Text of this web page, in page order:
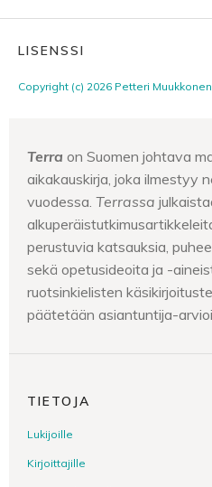
LISENSSI
Copyright (c) 2026 Petteri Muukkonen
Terra on Suomen johtava
aikakauskirja, joka ilmestyy
vuodessa. Terrassa
perustuvia katsauksia,
sekä opetusideoita ja -
ruotsinkielisten
päätetään asiantuntija-
TIETOJA
Lukijoille
Kirjoittajille